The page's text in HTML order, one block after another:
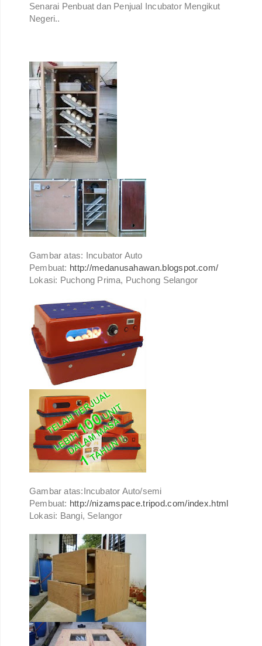
Senarai Penbuat dan Penjual Incubator Mengikut
Negeri..
Gambar atas: Incubator Auto
Pembuat: http://medanusahawan.blogspot.com/
Lokasi: Puchong Prima, Puchong Selangor
Gambar atas:Incubator Auto/semi
Pembuat: http://nizamspace.tripod.com/index.html
Lokasi: Bangi, Selangor